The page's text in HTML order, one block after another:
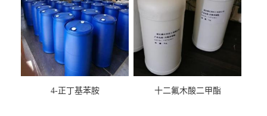
4-正丁基苯胺 十二氟木酸二甲酯